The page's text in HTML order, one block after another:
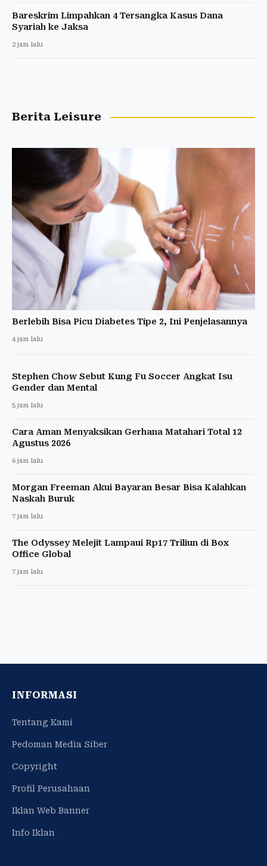
Bareskrim Limpahkan 4 Tersangka Kasus Dana
Syariah ke Jaksa
2 jam lalu
Berita Leisure
Berlebih Bisa Picu Diabetes Tipe 2, Ini Penjelasannya
4 jam lalu
Stephen Chow Sebut Kung Fu Soccer Angkat Isu
Gender dan Mental
5 jam lalu
Cara Aman Menyaksikan Gerhana Matahari Total 12
Agustus 2026
6 jam lalu
Morgan Freeman Akui Bayaran Besar Bisa Kalahkan
Naskah Buruk
7 jam lalu
The Odyssey Melejit Lampaui Rp17 Triliun di Box
Office Global
7 jam lalu
INFORMASI
Tentang Kami
Pedoman Media Siber
Copyright
Profil Perusahaan
Iklan Web Banner
Info Iklan